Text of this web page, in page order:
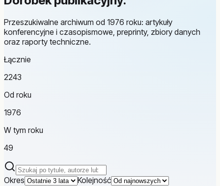
Przeszukiwalne archiwum od 1976 roku: artykuły
konferencyjne i czasopismowe, preprinty, zbiory danych
oraz raporty techniczne.
Łącznie
2243
Od roku
1976
W tym roku
49
Szukaj publikacji
Okres
Kolejność